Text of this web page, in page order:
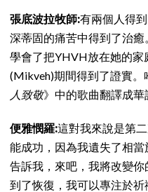
張底波拉牧師:有兩個人得
深蒂固的痛苦中得到了治
學會了把YHVH放在她的家
(Mikveh)期間得到了證實。
人致敬》中的歌曲翻譯成華
便雅憫羅:這對我來說是第
能成功，因為我遺失了相
告訴我，來吧，我將改變
到了恢復，我可以專注於